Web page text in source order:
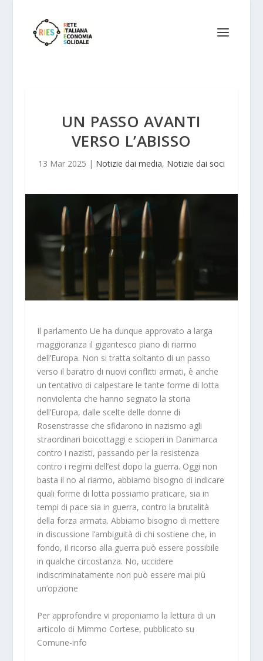
UN PASSO AVANTI
VERSO L’ABISSO
13 Mar 2025 | Notizie dai media, Notizie dai soci
Il parlamento Ue ha dunque approvato a larga
maggioranza il gigantesco piano di riarmo
dell’Europa. Non si tratta soltanto di un passo
verso il baratro di nuovi conflitti armati, è anche
un tentativo di calpestare le tante forme di lotta
nonviolenta che hanno segnato la storia
dell’Europa, dalle scelte delle donne di
Rosenstrasse che sfidarono in nazismo agli
straordinari boicottaggi e scioperi in Danimarca
contro i nazisti, passando per la resistenza
contro i regimi dell’est dopo la guerra. Oggi non
basta il no al riarmo, abbiamo bisogno di indicare
quali forme di lotta possiamo praticare, sia in
tempi di pace sia in guerra, contro la brutalità
della forza armata. Abbiamo bisogno di mettere
in discussione l’ambiguità di chi sostiene che, in
fondo, il ricorso alla guerra può essere possibile
in qualche circostanza. No, uccidere
indiscriminatamente non può essere mai più
un’opzione
Per approfondire vi proponiamo la lettura di un
articolo di Mimmo Cortese, pubblicato su
Comune-info